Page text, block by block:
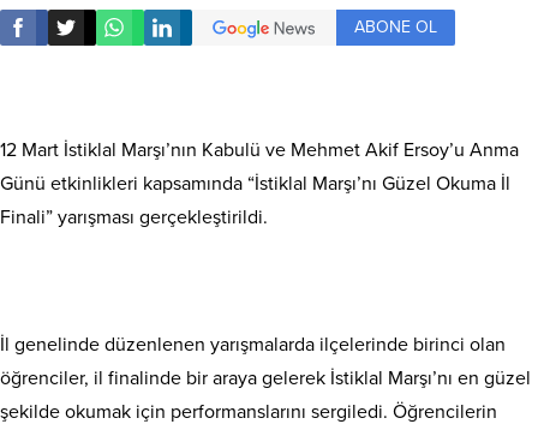
ABONE OL
12 Mart İstiklal Marşı’nın Kabulü ve Mehmet Akif Ersoy’u Anma
Günü etkinlikleri kapsamında “İstiklal Marşı’nı Güzel Okuma İl
Finali” yarışması gerçekleştirildi.
İl genelinde düzenlenen yarışmalarda ilçelerinde birinci olan
öğrenciler, il finalinde bir araya gelerek İstiklal Marşı’nı en güzel
şekilde okumak için performanslarını sergiledi. Öğrencilerin